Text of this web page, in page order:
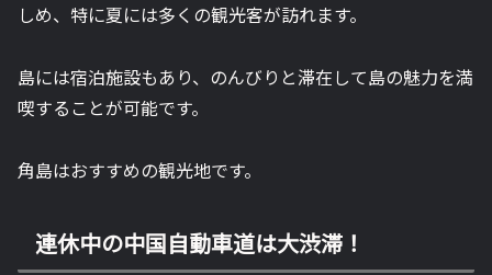
しめ、特に夏には多くの観光客が訪れます。
島には宿泊施設もあり、のんびりと滞在して島の魅力を満
喫することが可能です。
角島はおすすめの観光地です。
連休中の中国自動車道は大渋滞！